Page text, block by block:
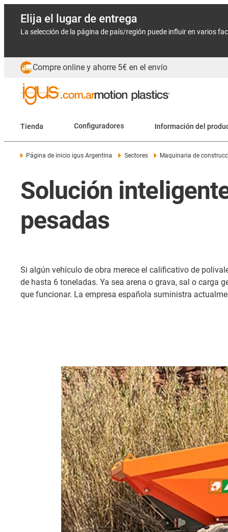
Elija el lugar de entrega
La selección de la página de país/región puede influir en varios
Compre online y ahorre 5€ en el envío
Tienda Configuradores Información del
Página de inicio igus Argentina Sectores Maquinaria de
Solución
pesadas
Si algún vehículo de obra merece el calificativo de
de hasta 6 toneladas. Ya sea arena o grava, sal o carga
que funcionar. La empresa española suministra